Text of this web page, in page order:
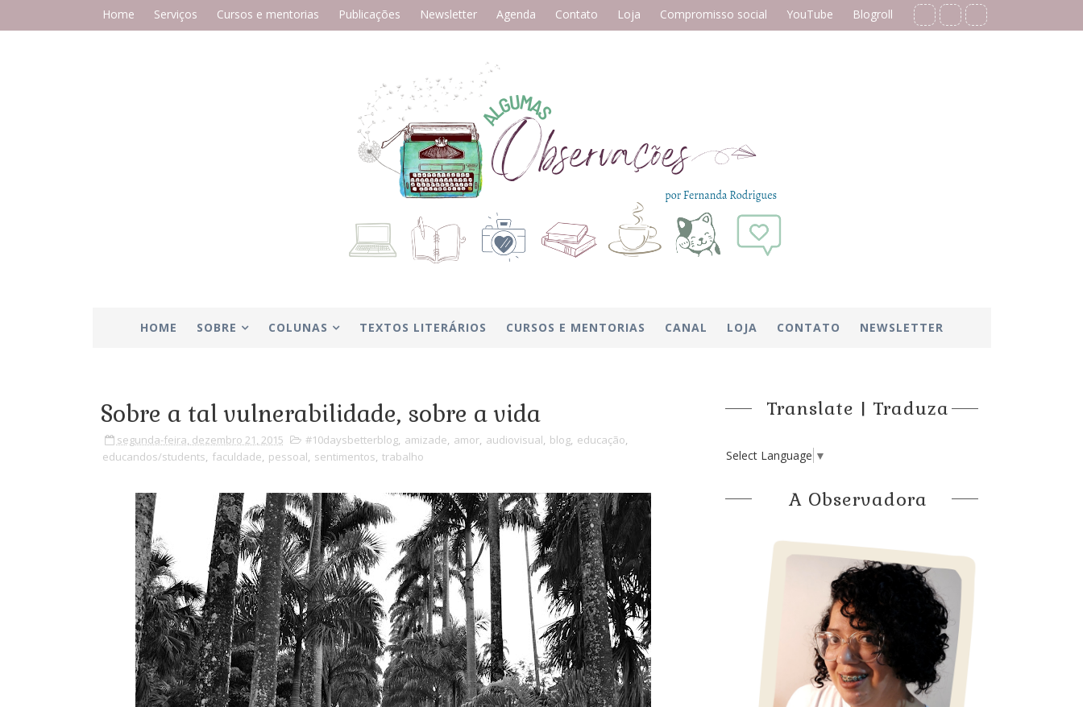
Home Serviços Cursos e mentorias Publicações Newsletter Agenda Contato Loja Compromisso social YouTube Blogroll
HOME SOBRE COLUNAS TEXTOS LITERÁRIOS CURSOS E MENTORIAS CANAL LOJA CONTATO NEWSLETTER
Sobre a tal vulnerabilidade, sobre a vida
segunda-feira, dezembro 21, 2015 #10daysbetterblog, amizade, amor, audiovisual, blog, educação,
educandos/students, faculdade, pessoal, sentimentos, trabalho
Translate | Traduza
Select Language ▼
A Observadora